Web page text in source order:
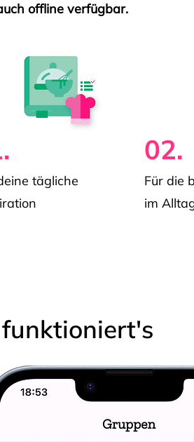
offline verfügbar.
tägliche
02.
Für die
im